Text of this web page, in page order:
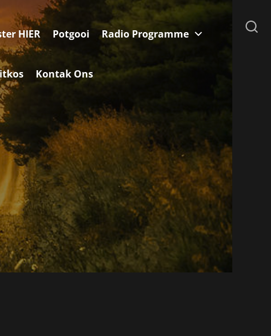
HIER Potgooi Radio Programme
Kontak Ons